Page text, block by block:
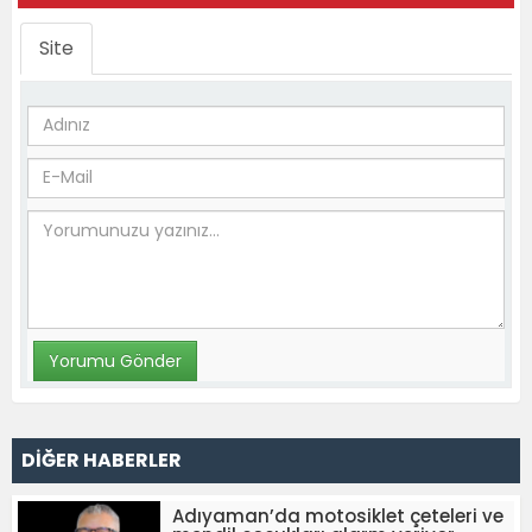
Site
DİĞER HABERLER
Adıyaman’da motosiklet çeteleri ve